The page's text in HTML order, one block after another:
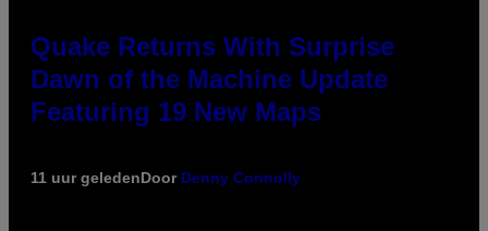
Quake Returns With Surprise
Dawn of the Machine Update
Featuring 19 New Maps
11 uur geledenDoor Denny Connolly